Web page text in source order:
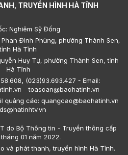
TRUYỀN HÌNH HÀ TĨNH
Nghiêm Sỹ Đống
Đình Phùng, phường Thành Sen,
tỉnh Hà Tĩnh
Huy Tự, phường Thành Sen, tỉnh
Hà Tĩnh
(023)93.693.427 - Email:
- toasoan@baohatinh.vn
quảng cáo: quangcao@baohatinh.vn
do Bộ Thông tin - Truyền thông cấp
01 năm 2022.
và phát thanh, truyền hình Hà Tĩnh.